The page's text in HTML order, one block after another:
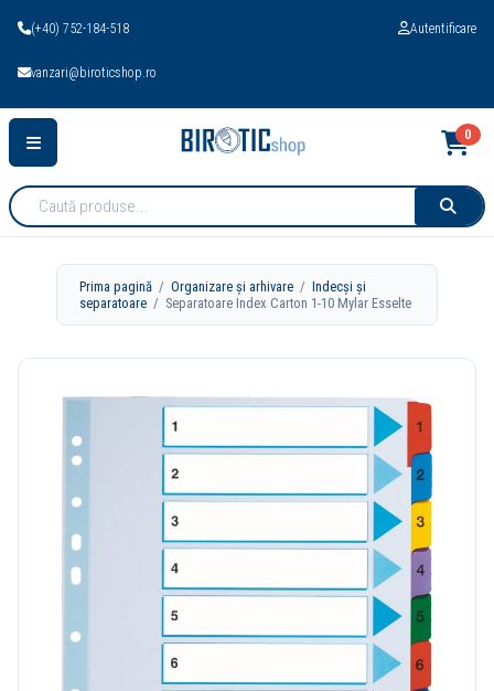
(+40) 752-184-518
vanzari@biroticshop.ro
Autentificare
Cauta
produse:
0
Prima pagină /Organizare și arhivare /Indecși și
separatoare / Separatoare Index Carton 1-10 Mylar Esselte